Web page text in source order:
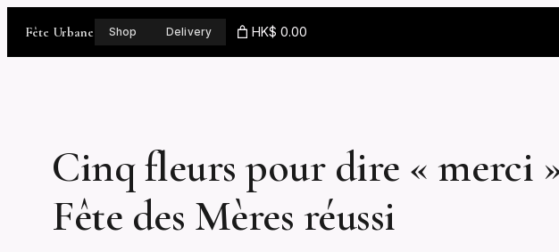
Fête Urbane Shop Delivery HK$ 0.00
Cinq fleurs pour dire « merci
Fête des Mères réussi